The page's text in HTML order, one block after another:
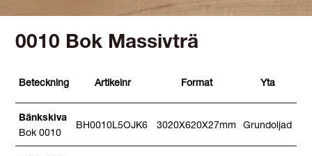
0010 Bok Massivträ
Beteckning Artikelnr Format Yta
Bänkskiva
Bok 0010
BH0010L5OJK6 3020X620X27mm Grundoljad